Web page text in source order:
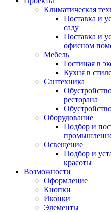
Климатическая
Поставка и
саду
Поставка и
офисном
Мебель
Гостиная в
Кухня в
Сантехника
ресторана
Оборудование
Подбор и
Освещение
Подбор и
красоты
Возможности
Оформление
Кнопки
Иконки
Элементы